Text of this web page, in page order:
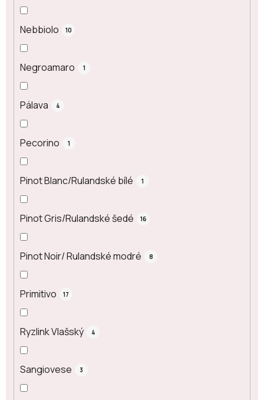
Nebbiolo 10
Negroamaro 1
Pálava 4
Pecorino 1
Pinot Blanc/Rulandské bílé 1
Pinot Gris/Rulandské šedé 16
Pinot Noir/ Rulandské modré 8
Primitivo 17
Ryzlink Vlašský 4
Sangiovese 3